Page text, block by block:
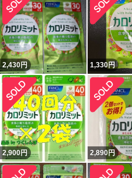
2,430円 1,330円
2,900円 2,890円